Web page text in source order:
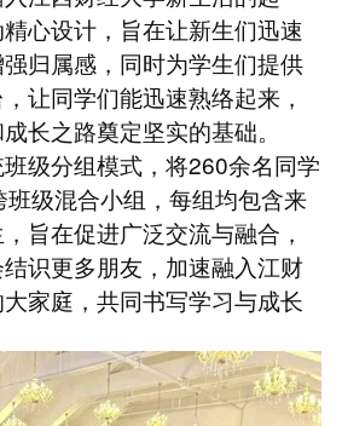
心设计，旨在让新生们迅速
归属感，同时为学生们提供
让同学们能迅速熟络起来，
长之路奠定坚实的基础。
级分组模式，将260余名同学
级混合小组，每组均包含来
旨在促进广泛交流与融合，
识更多朋友，加速融入江财
家庭，共同书写学习与成长